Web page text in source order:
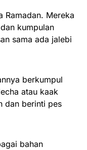
Ramadan. Mereka
kumpulan
sama ada jalebi
berkumpul
atau kaak
dan berinti pes
bahan